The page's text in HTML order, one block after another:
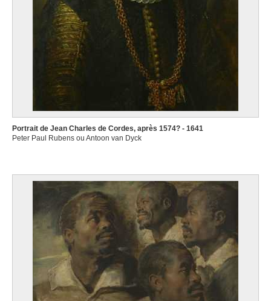
Portrait de Jean Charles de Cordes, après 1574? - 1641
Peter Paul Rubens ou Antoon van Dyck